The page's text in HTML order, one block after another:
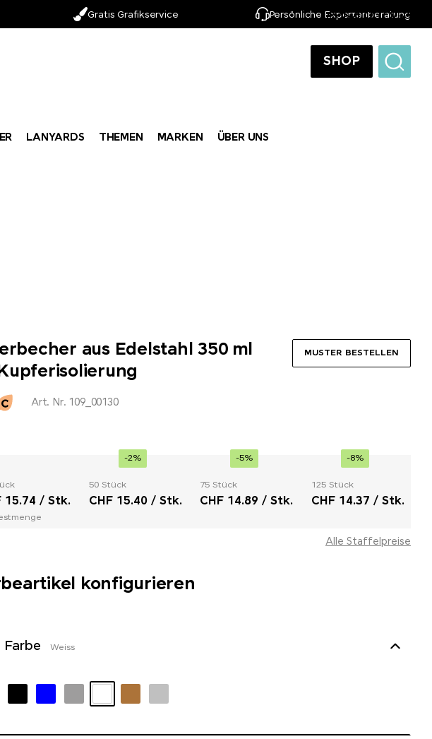
Gratis Grafikservice Persönliche Expertenberatung
DE
SHOP
LANYARDS THEMEN MARKEN ÜBER UNS
aus Edelstahl 350 ml
MUSTER BESTELLEN
Art. Nr. 109_00130
15.74 / Stk.
-2%
50 Stück
CHF 15.40 / Stk.
-5%
75 Stück
CHF 14.89 / Stk.
-8%
125 Stück
CHF 14.37 / Stk.
Alle Staffelpreise
konfigurieren
Farbe Weiss